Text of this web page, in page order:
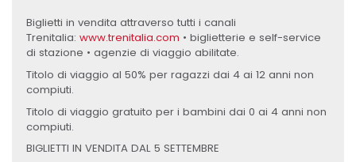
Biglietti in vendita attraverso tutti i canali
Trenitalia: www.trenitalia.com • biglietterie e self-service
di stazione • agenzie di viaggio abilitate.
Titolo di viaggio al 50% per ragazzi dai 4 ai 12 anni non
compiuti.
Titolo di viaggio gratuito per i bambini dai 0 ai 4 anni non
compiuti.
BIGLIETTI IN VENDITA DAL 5 SETTEMBRE